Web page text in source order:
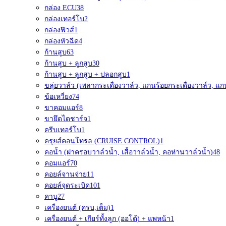
กล่อง ECU38
กล่องเทอร์โบ2
กล่องฟิวส์1
กล่องหัวฉีด4
ก้านสูบ63
ก้านสูบ + ลูกสูบ30
ก้านสูบ + ลูกสูบ + ปลอกสูบ1
ขลุ่ยวาล์ว (เพลากระเดื่องวาล์ว, แกนร้อยกระเดื่องวาล์ว, แก
ข้อเหวี่ยง74
ขาคอมแอร์8
ขายึดไดชาร์จ1
ครีบเทอร์โบ1
ครุยส์คอนโทรล (CRUISE CONTROL)1
คอน้ำ (ฝาครอบวาล์วน้ำ, เสื้อวาล์วน้ำ, คอห่านวาล์วน้ำ)48
คอมแอร์70
คอยล์จานจ่าย11
คอยล์จุดระเบิด101
คาบู27
เครื่องยนต์ (ครบ,เต็ม)1
เครื่องยนต์ + เกียร์ทั้งลูก (ออโต้) + แพหน้า1